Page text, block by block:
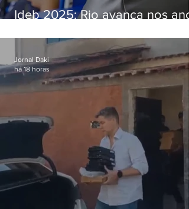
Ideb 2025: Rio avança nos
nacional
Jornal Daki
há 18 horas